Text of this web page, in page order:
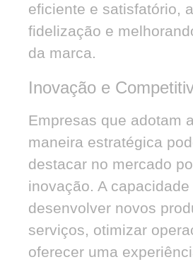
eficiente e satisfatório,
fidelização e
da marca.
Inovação e
Empresas que adotam
maneira estratégica
destacar no mercado
inovação. A capacidade
desenvolver novos
serviços, otimizar
oferecer uma